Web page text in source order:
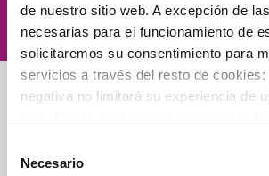
de nuestro sitio web. A excepción de
necesarias para el funcionamiento de
solicitaremos su consentimiento para
servicios a través del resto de
negativa no limitará su experiencia de
más información, puede consultar
Necesario
innovación.